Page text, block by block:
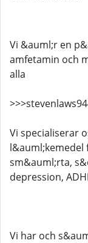
Vi &auml;r en
amfetamin och
alla
Vi specialiserar
sm&auml;rta,
depression,
Vi har och